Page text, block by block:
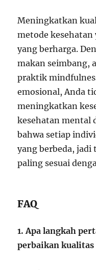
Meningkatkan
metode kesehatan
yang berharga.
makan seimbang,
praktik
emosional, Anda
meningkatkan
kesehatan mental
bahwa setiap
yang berbeda,
paling sesuai
FAQ
1. Apa langkah
perbaikan kualitas